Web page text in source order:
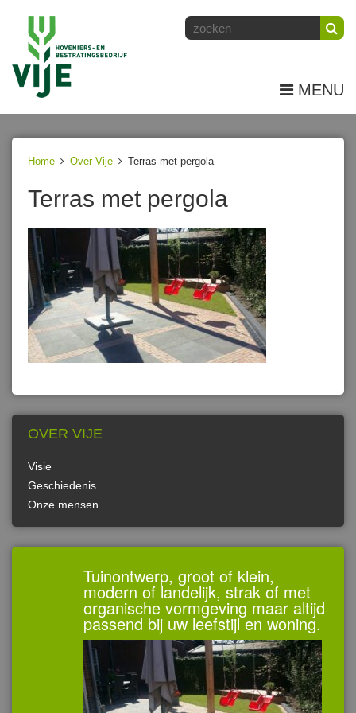
MENU
Home Over Vije Terras met pergola
Terras met pergola
OVER VIJE
Visie
Geschiedenis
Onze mensen
Tuinontwerp, groot of klein,
modern of landelijk, strak of met
organische vormgeving maar altijd
passend bij uw leefstijl en woning.